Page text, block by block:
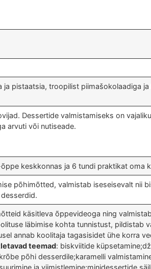
pistaatsia, troopilist piimašokolaadiga ja
Dessertide valmistamiseks on
arvuti või nutiseade.
keskkonnas ja 6 tundi praktikat oma
põhimõtted, valmistab iseseisevalt nii
käsitleva õppevideoga ning
läbimise kohta tunnistust, pildistab
annab koolitaja tagasisidet ühe korra
teemad: biskviitide
põhi desserdile;karamelli
ja viimistlemine;minidessertide